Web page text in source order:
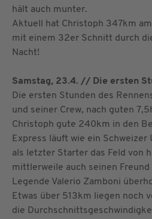
hält auch munter.
Aktuell hat Christoph 347km
mit einem 32er Schnitt durch
Nacht!
Samstag, 23.4. // Die ersten
Die ersten Stunden des
und seiner Crew, nach guten
Christoph gute 240km in den
Express läuft wie ein Schweizer
als letzter Starter das Feld von
mittlerweile auch seinen
Legende Valerio Zamboni
Etwas über 513km liegen noch
die